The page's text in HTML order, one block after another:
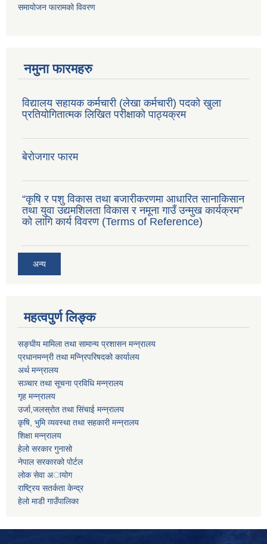
समायोजन फारामको विवरण
नमुना फारमहरु
विद्यालय सहायक कर्मचारी (लेखा कर्मचारी) पदको खुला
प्रतियोगितात्मक लिखित परीक्षाको पाठ्यक्रम
बेरोजगार फारम
“कृषि र पशु विकास तथा बजारीकरणमा आधारित सानाकिसान
तथा युवा उद्यमशिलता विकास र नमूना गाउँ उन्मुख कार्यक्रम”
को लागि कार्य विवरण (Terms of Reference)
अन्य
महत्वपुर्ण लिङ्क
सङ्घीय मामिला तथा सामान्य प्रशासन मन्न्रालय
प्रधानमन्न्री तथा मन्न्रिपरिषदको कार्यालय
अर्थ मन्न्रालय
सञ्चार तथा सूचना प्रविधि मन्न्रालय
गृह मन्न्रालय
उर्जा,जलस्रोत तथा सिंचाई मन्न्रालय
कृषि, भुमि व्यवस्था तथा सहकारी मन्न्रालय
शिक्षा मन्न्रालय
हेलो सरकार गुनासो
नेपाल सरकारको पोर्टल
लोक सेवा अायोग
राष्ट्रिय सतर्कता केन्द्र
हेलो माडी गाउँपालिका